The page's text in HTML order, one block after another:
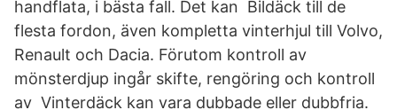
handflata, i bästa fall. Det kan Bildäck till de
flesta fordon, även kompletta vinterhjul till Volvo,
Renault och Dacia. Förutom kontroll av
mönsterdjup ingår skifte, rengöring och kontroll
av Vinterdäck kan vara dubbade eller dubbfria.